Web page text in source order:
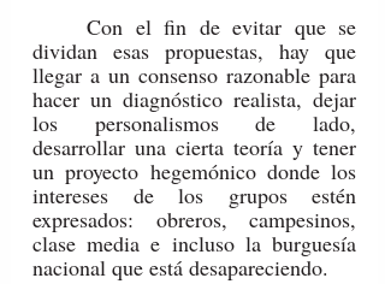
	Con el fin de evitar que se
dividan esas propuestas, hay que
llegar a un consenso razonable para
hacer un diagnóstico realista, dejar
los personalismos de lado,
desarrollar una cierta teoría y tener
un proyecto hegemónico donde los
intereses de los grupos estén
expresados: obreros, campesinos,
clase media e incluso la burguesía
nacional que está desapareciendo.